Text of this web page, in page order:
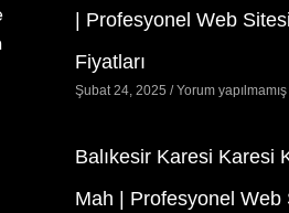
| Profesyonel Web
Fiyatları
Şubat 24, 2025 Yorum yapılmamış
Balıkesir Karesi Karesi
Mah | Profesyonel Web